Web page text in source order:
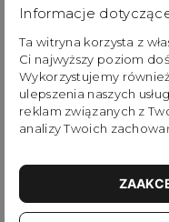
system bungee
przechowywania, a
przymocować
idealny plecak dla
Plecak jest również
panelowi z tyłu.
Informacje
Ta witryna korzysta z
Ci najwyższy poziom
Wykorzystujemy
ulepszenia naszych
reklam związanych z
analizy Twoich